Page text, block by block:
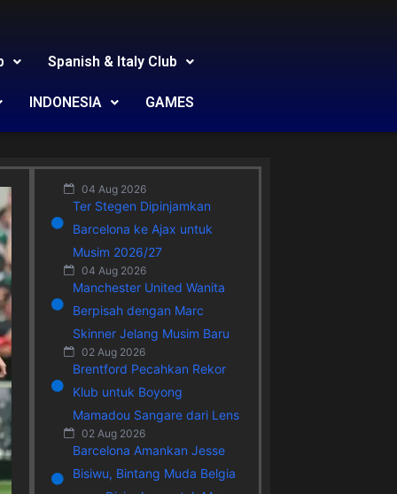
Spanish & Italy Club
INDONESIA GAMES
04 Aug 2026
Ter Stegen Dipinjamkan
Barcelona ke Ajax untuk
Musim 2026/27
04 Aug 2026
Manchester United Wanita
Berpisah dengan Marc
Skinner Jelang Musim Baru
02 Aug 2026
Brentford Pecahkan Rekor
Klub untuk Boyong
Mamadou Sangare dari Lens
02 Aug 2026
Barcelona Amankan Jesse
Bisiwu, Bintang Muda Belgia